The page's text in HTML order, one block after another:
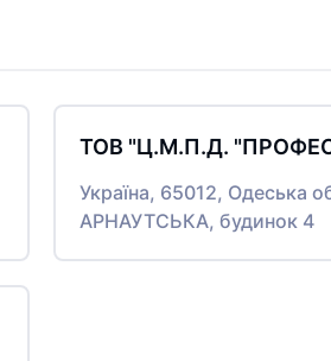
ТОВ "Ц.М.П.Д.
Україна, 65012, Одеська
АРНАУТСЬКА, будинок 4